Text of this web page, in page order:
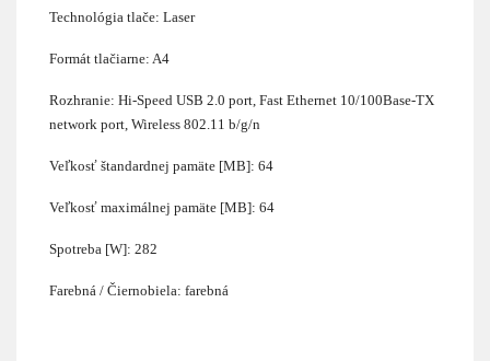
Technológia tlače: Laser
Formát tlačiarne: A4
Rozhranie: Hi-Speed USB 2.0 port, Fast Ethernet 10/100Base-TX
network port, Wireless 802.11 b/g/n
Veľkosť štandardnej pamäte [MB]: 64
Veľkosť maximálnej pamäte [MB]: 64
Spotreba [W]: 282
Farebná / Čiernobiela: farebná